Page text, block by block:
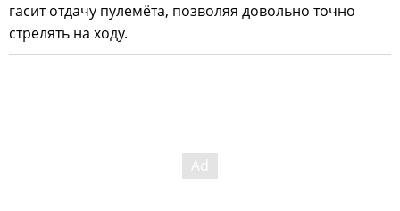
гасит отдачу пулемёта, позволяя довольно точно
стрелять на ходу.